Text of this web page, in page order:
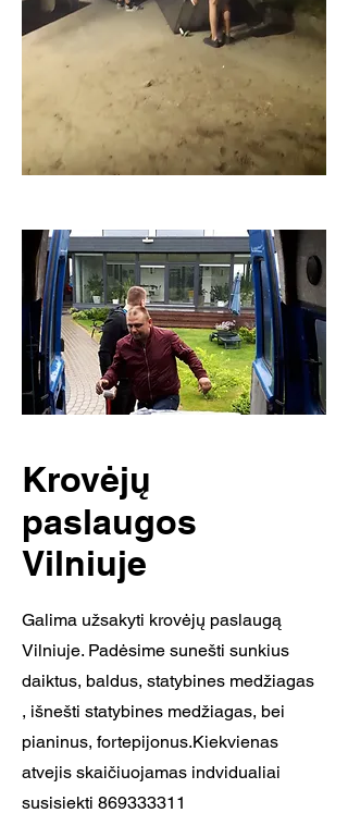
Krovėjų
paslaugos
Vilniuje
Galima užsakyti krovėjų paslaugą
Vilniuje. Padėsime sunešti sunkius
daiktus, baldus, statybines medžiagas
, išnešti statybines medžiagas, bei
pianinus, fortepijonus.Kiekvienas
atvejis skaičiuojamas indvidualiai
susisiekti 869333311